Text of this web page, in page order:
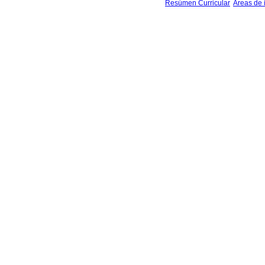
Resúmen Curricular Areas de